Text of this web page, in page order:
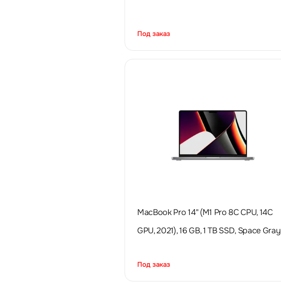
Под заказ
MacBook Pro 14" (M1 Pro 8C CPU, 14C
GPU, 2021), 16 GB, 1 TB SSD, Space Gray
Под заказ